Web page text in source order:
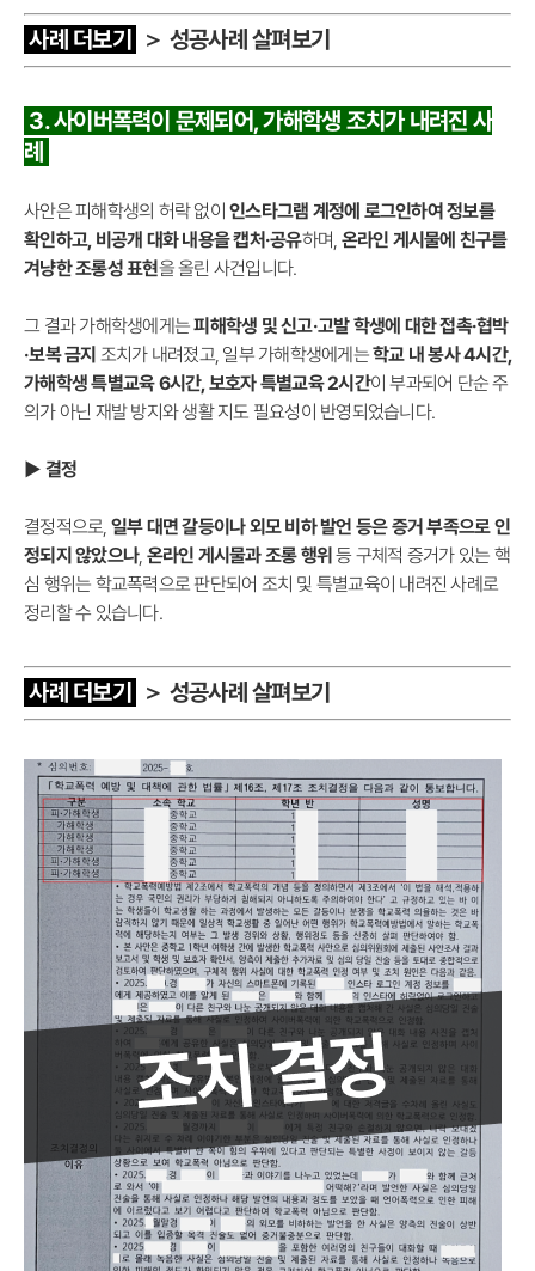
사례 더보기 ＞ 성공사례 살펴보기
3. 사이버폭력이 문제되어, 가해학생 조치가 내려진 사
례
사안은 피해학생의 허락 없이 인스타그램 계정에 로그인하여 정보를
확인하고, 비공개 대화 내용을 캡처·공유하며, 온라인 게시물에 친구를
겨냥한 조롱성 표현을 올린 사건입니다.
그 결과 가해학생에게는피해학생 및 신고·고발 학생에 대한 접촉·협박
·보복 금지 조치가 내려졌고, 일부 가해학생에게는학교 내 봉사 4시간,
가해학생 특별교육 6시간, 보호자 특별교육 2시간이 부과되어 단순 주
의가 아닌 재발 방지와 생활 지도 필요성이 반영되었습니다.
▶ 결정
결정적으로, 일부 대면 갈등이나 외모 비하 발언 등은 증거 부족으로 인
정되지 않았으나, 온라인 게시물과 조롱 행위 등 구체적 증거가 있는 핵
심 행위는 학교폭력으로 판단되어 조치 및 특별교육이 내려진 사례로
정리할 수 있습니다.
사례 더보기 ＞ 성공사례 살펴보기